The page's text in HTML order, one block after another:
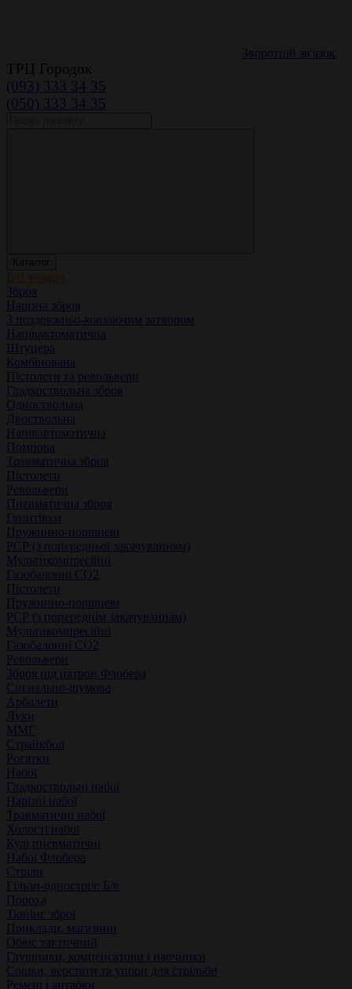
Зворотній зв'язок
ТРЦ Городок
(093) 333 34 35
(050) 333 34 35
Каталог
Б/В товари
Зброя
Нарізна зброя
З поздовжньо-ковзаючим затвором
Напівавтоматична
Штуцера
Комбінована
Пістолети та револьвери
Гладкоствольна зброя
Одноствольна
Двоствольна
Напівавтоматична
Помпова
Травматична зброя
Пістолети
Револьвери
Пневматична зброя
Гвинтівки
Пружинно-поршневі
РСР (з попередньої закачуванням)
Мультикомпресійні
Газобалонні СО2
Пістолети
Пружинно-поршневі
РСР (з попереднім закачуванням)
Мультикомпресійні
Газобалонні СО2
Револьвери
Зброя під патрон Флобера
Сигнально-шумова
Арбалети
Луки
ММГ
Страйкбол
Рогатки
Набої
Гладкоствольні набої
Нарізні набої
Травматичні набої
Холості набої
Кулі пневматичні
Набої Флобера
Стріли
Гільзи-одностріл: Б/в
Пороха
Тюнінг зброї
Приклади, магазини
Обвіс тактичний
Глушники, компенсатори і наочники
Сошки, верстати та упори для стрільби
Ремені і антабки